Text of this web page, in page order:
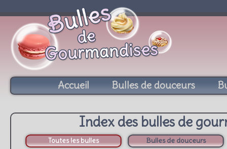
Accueil Bulles de douceurs
Index des bulles de
Toutes les bulles Bulles de douceurs